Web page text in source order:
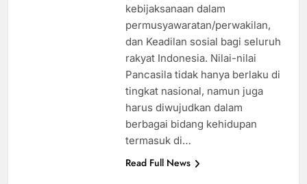
kebijaksanaan dalam
permusyawaratan/perwakilan,
dan Keadilan sosial bagi seluruh
rakyat Indonesia. Nilai-nilai
Pancasila tidak hanya berlaku di
tingkat nasional, namun juga
harus diwujudkan dalam
berbagai bidang kehidupan
termasuk di…
Read Full News